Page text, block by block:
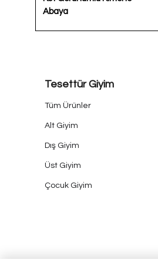
Abaya
Tesettür Giyim
Tüm Ürünler
Alt Giyim
Dış Giyim
Üst Giyim
Çocuk Giyim